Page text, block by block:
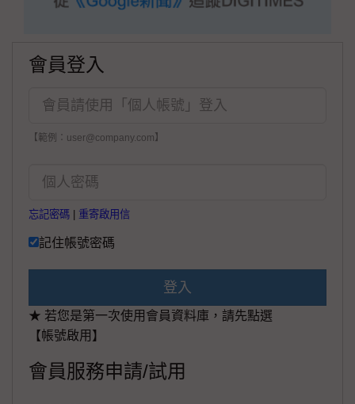
會員登入
【範例：user@company.com】
忘記密碼 重寄啟用信
記住帳號密碼
登入
★ 若您是第一次使用會員資料庫，請先點選
【帳號啟用】
會員服務申請/試用